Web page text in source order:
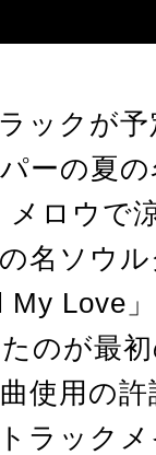
ックが
ーの夏
メロウで
名ソウ
Love
のが最
使用の
ラック